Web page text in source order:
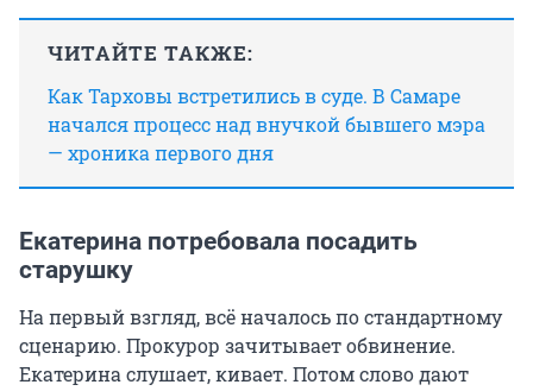
ЧИТАЙТЕ ТАКЖЕ:
Как Тарховы встретились в суде. В Самаре
начался процесс над внучкой бывшего мэра
— хроника первого дня
Екатерина потребовала посадить
старушку
На первый взгляд, всё началось по стандартному
сценарию. Прокурор зачитывает обвинение.
Екатерина слушает, кивает. Потом слово дают